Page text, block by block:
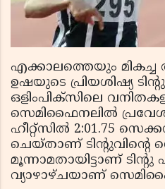
എക്കാലത്തെയും മികച്ച
ഉഷയുടെ പ്രിയശിഷ്യ
ഒളിംപിക്സിലെ
സെമിഫൈനലില്‍
ഹീറ്റ്‌സില്‍ 2:01.75
ചെയ്‌താണ് ടിന്റുവിന്റെ
മൂന്നാമതായിട്ടാണ്
വ്യാഴാഴ്ചയാണ്